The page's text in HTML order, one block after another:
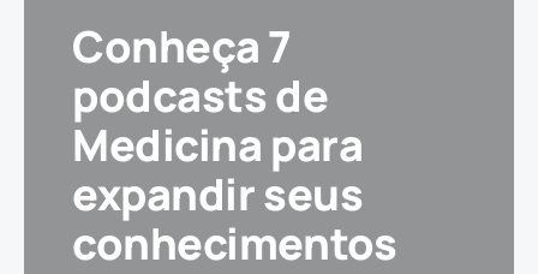
Conheça 7
podcasts de
Medicina para
expandir seus
conhecimentos